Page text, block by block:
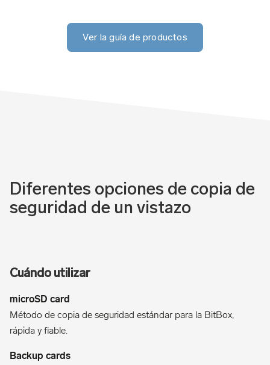
Ver la guía de productos
Diferentes opciones de copia de
seguridad de un vistazo
Cuándo utilizar
Método de copia de seguridad estándar para la BitBox,
rápida y fiable.